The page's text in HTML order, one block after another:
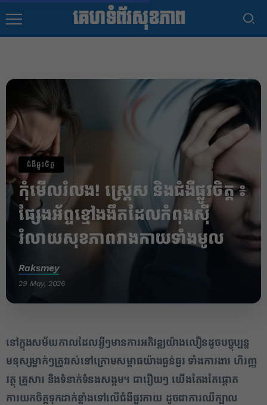
គេហទំព័រសុខភាព
ជំងឺផ្លូវចិត្ត
កុំមើលរំលង! ស្ត្រេស និងជំងឺផ្លូវចិត្ត ៖
ផ្សែងអ័ព្ទខ្មៅងងឹតដែលកំពុងស៊ី
រំលាយសុខភាពរាងកាយទាំងមូល
Raksmey
29 May, 2026
នៅក្នុងសម័យកាលដែលអ្វីៗមានការអភិវឌ្ឍយ៉ាងលឿនដូចបច្ចុប្បន្ន
មនុស្សម្នាក់ៗត្រូវរស់នៅក្រោមសម្ពាធយ៉ាងធ្ងន់ធ្ងរ ទាំងការងារ ហិរញ្ញ
វត្ថុ គ្រួសារ និងទំនាក់ទំនងសង្គម។ ជារឿយៗ យើងតែងតែផ្តោត
ការយកចិត្តទុកដាក់ខ្លាំងទៅលើជំងឺផ្លូវកាយ ដូចជាការឈឺក្បាល